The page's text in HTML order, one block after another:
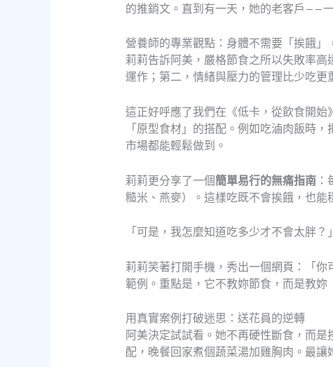
的推銷文。直到有一天，她的老客戶——
營養師的專業觀點：身體不需要「挨餓」
莉莉告訴阿美，嚴格節食之所以失敗率
運作；第二，情緒與壓力的管理比少吃
這正好呼應了我們在《低卡，從飲食開
「原型食材」的搭配。例如吃滷肉飯時
市場都能輕鬆做到。
莉莉更分享了一個簡單易行的無痛指南：
糙米、燕麥）。這樣吃既不會挨餓，也能
「可是，我怎麼知道吃多少才不會太胖？
莉莉笑著打開手機，秀出一個網頁：「
範例。重點是，它不教妳節食，而是教妳
用真實案例打破迷思：送花員的逆轉
阿美決定試試看。她不再硬性斷食，而
配，晚餐回家煮個蔬菜湯加雞胸肉。最